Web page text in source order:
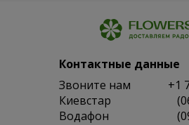
Контактные данные
Звоните нам
+1
Киевстар
Водафон